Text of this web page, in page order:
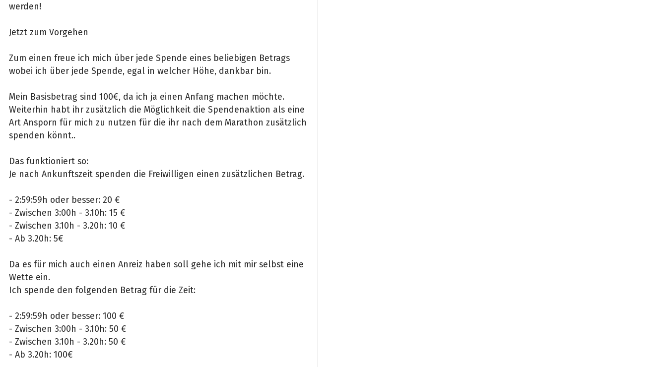
werden!
Jetzt zum Vorgehen
Zum einen freue ich mich über jede Spende eines beliebigen Betrags
wobei ich über jede Spende, egal in welcher Höhe, dankbar bin.
Mein Basisbetrag sind 100€, da ich ja einen Anfang machen möchte.
Weiterhin habt ihr zusätzlich die Möglichkeit die Spendenaktion als eine
Art Ansporn für mich zu nutzen für die ihr nach dem Marathon zusätzlich
spenden könnt..
Das funktioniert so:
Je nach Ankunftszeit spenden die Freiwilligen einen zusätzlichen Betrag.
- 2:59:59h oder besser: 20 €
- Zwischen 3:00h - 3.10h: 15 €
- Zwischen 3.10h - 3.20h: 10 €
- Ab 3.20h: 5€
Da es für mich auch einen Anreiz haben soll gehe ich mit mir selbst eine
Wette ein.
Ich spende den folgenden Betrag für die Zeit:
- 2:59:59h oder besser: 100 €
- Zwischen 3:00h - 3.10h: 50 €
- Zwischen 3.10h - 3.20h: 50 €
- Ab 3.20h: 100€